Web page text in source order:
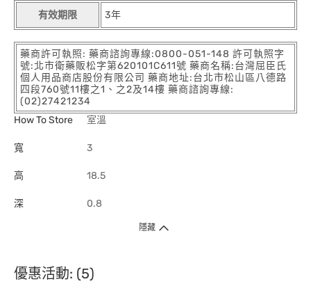
有效期限 3年
藥商許可執照: 藥商諮詢專線:0800-051-148 許可執照字
號:北市衛藥販松字第620101C611號 藥商名稱:台灣屈臣氏
個人用品商店股份有限公司 藥商地址:台北市松山區八德路
四段760號11樓之1、之2及14樓 藥商諮詢專線:
(02)27421234
How To Store
室溫
寬 3
高 18.5
深 0.8
隱藏
優惠活動: (5)